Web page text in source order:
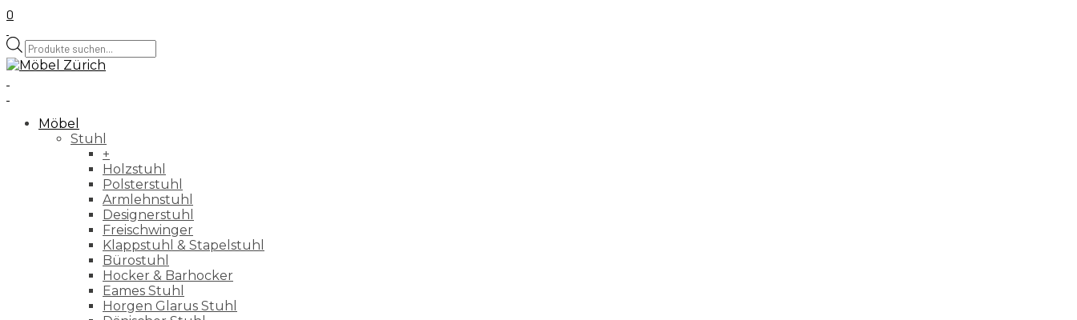
0
Products
search
Möbel
Stuhl
+
Holzstuhl
Polsterstuhl
Armlehnstuhl
Designerstuhl
Freischwinger
Klappstuhl & Stapelstuhl
Bürostuhl
Hocker & Barhocker
Eames Stuhl
Horgen Glarus Stuhl